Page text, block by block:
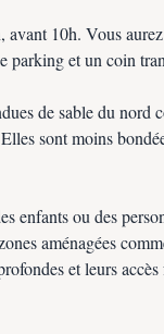
10h. Vous
parking et un coin
de sable du nord
sont moins
enfants ou des
aménagées
et leurs